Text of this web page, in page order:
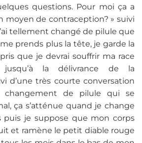
questions. Pour moi ça a
moyen de contraception? » suivi
tellement changé de pilule que
prends plus la tête, je garde la
que je devrai souffrir ma race
la délivrance de la
d’une très courte conversation
changement de pilule qui se
ça s’atténue quand je change
puis je suppose que mon corps
et ramène le petit diable rouge